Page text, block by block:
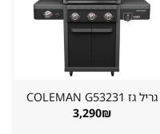
שמור
מוצר
גריל גז ⁦COLEMAN G53231⁩
3,290₪